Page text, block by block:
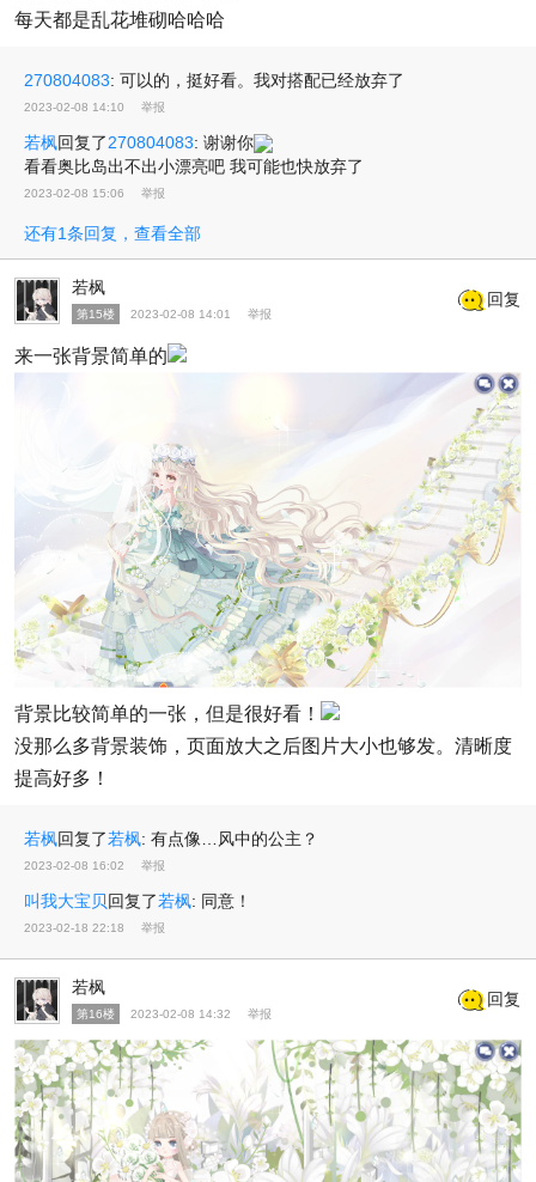
每天都是乱花堆砌哈哈哈
270804083: 可以的，挺好看。我对搭配已经放弃了
2023-02-08 14:10 举报
若枫回复了270804083: 谢谢你
看看奥比岛出不出小漂亮吧 我可能也快放弃了
2023-02-08 15:06 举报
还有1条回复，查看全部
若枫
第15楼 2023-02-08 14:01 举报
回复
来一张背景简单的
背景比较简单的一张，但是很好看！
没那么多背景装饰，页面放大之后图片大小也够发。清晰度
提高好多！
若枫回复了若枫: 有点像…风中的公主？
2023-02-08 16:02 举报
叫我大宝贝回复了若枫: 同意！
2023-02-18 22:18 举报
若枫
第16楼 2023-02-08 14:32 举报
回复